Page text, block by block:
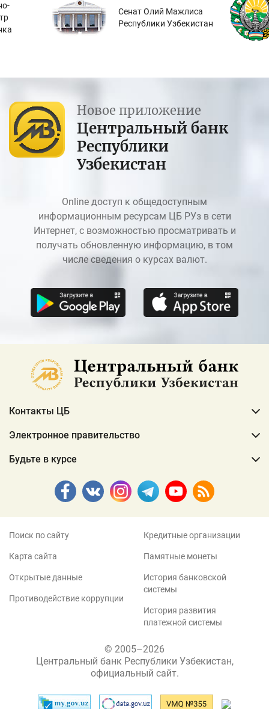
Сенат Олий Мажлиса
Республики Узбекистан
Новое приложение
Центральный банк
Республики
Узбекистан
Online доступ к общедоступным
информационным ресурсам ЦБ РУз в сети
Интернет, с возможностью просматривать и
получать обновленную информацию, в том
числе сведения о курсах валют.
Контакты ЦБ
Электронное правительство
Будьте в курсе
Поиск по сайту
Карта сайта
Открытые данные
Противодействие коррупции
Кредитные организации
Памятные монеты
История банковской
системы
История развития
платежной системы
© 2005–2026
Центральный банк Республики Узбекистан,
официальный сайт.